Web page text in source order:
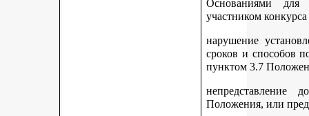
Основаниями для
участником
нарушение
сроков и способов
пунктом 3.7
непредставление
Положения, или